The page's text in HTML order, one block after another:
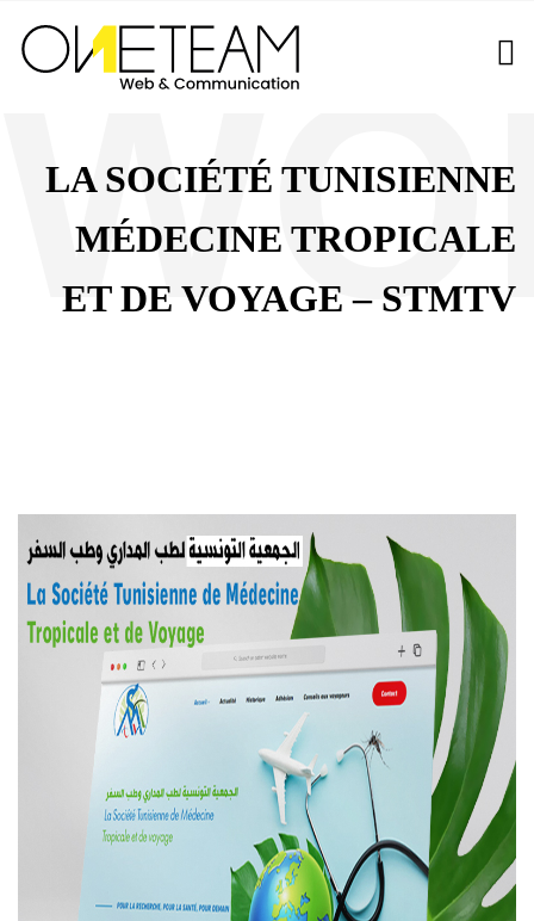
LA SOCIÉTÉ TUNISIENNE
MÉDECINE TROPICALE
ET DE VOYAGE – STMTV